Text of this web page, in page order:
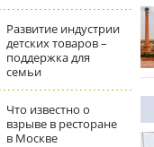
Развитие индустрии
детских товаров –
поддержка для
семьи
Что известно о
взрыве в ресторане
в Москве